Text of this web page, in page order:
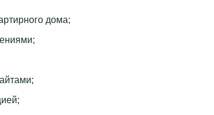
дома;